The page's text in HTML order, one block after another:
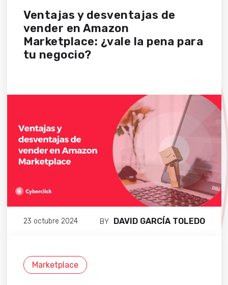
Ventajas y desventajas de
vender en Amazon
Marketplace: ¿vale la pena para
tu negocio?
23 octubre 2024 BY DAVID GARCÍA TOLEDO
Marketplace